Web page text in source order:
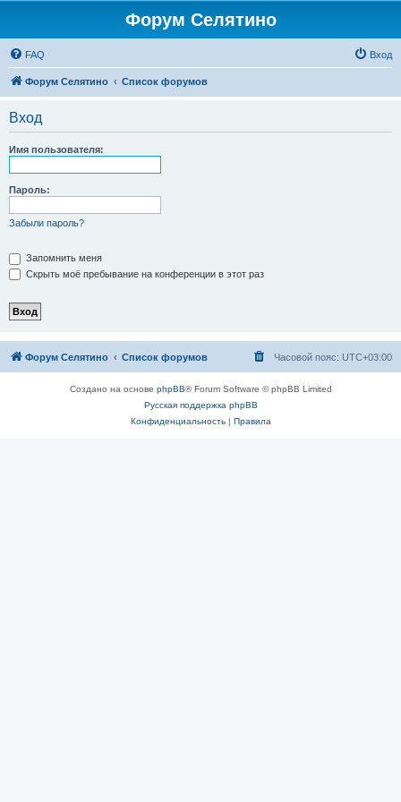
Форум Селятино
FAQ Вход
Форум Селятино Список форумов
Вход
Имя пользователя:
Пароль:
Забыли пароль?
Запомнить меня
Скрыть моё пребывание на конференции в этот раз
Форум Селятино Список форумов Часовой пояс: UTC+03:00
Создано на основе phpBB® Forum Software © phpBB Limited
Русская поддержка phpBB
Конфиденциальность| Правила